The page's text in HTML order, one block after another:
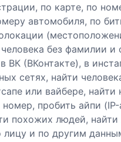
по карте, по
автомобиля, по
без фамилии и
ВК (ВКонтакте), в
сетях, найти
или вайбере, найти
номер, пробить айпи
похожих людей,
лицу и по другим